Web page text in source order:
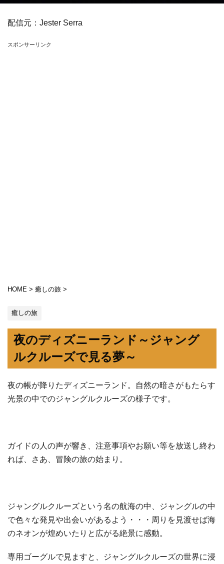
配信元： Jester Serra
スポンサーリンク
HOME > 癒しの旅 >
癒しの旅
夜のディズニーランド～ジャング
ルクルーズで見る夢～
夜の帳が降りたディズニーランド。自然の暗さがもたらす
光景の中でのジャングルクルーズの様子です。
ガイドの人の声が響き、注意事項やお願い等を放送し終わ
れば、さあ、冒険の旅の始まり。
ジャングルクルーズという名の航海の中、ジャングルの中
で色々な発見や出会いがあるよう・・・周りを見渡せば海
のネオンが煌めいたりと広がる絶景に感動。
専用ゴーグルで見ますと、ジャングルクルーズの世界に浸